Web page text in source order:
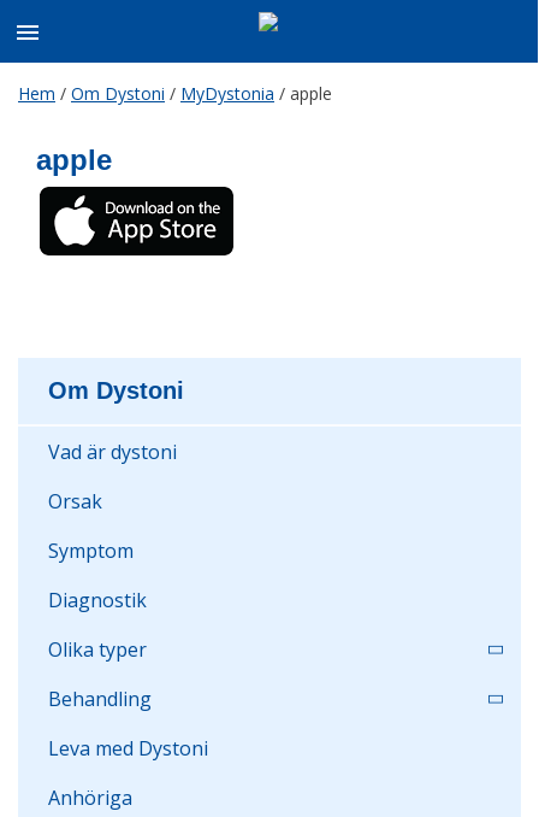
Hem / Om Dystoni / MyDystonia / apple
apple
Om Dystoni
Vad är dystoni
Orsak
Symptom
Diagnostik
Olika typer
Behandling
Leva med Dystoni
Anhöriga